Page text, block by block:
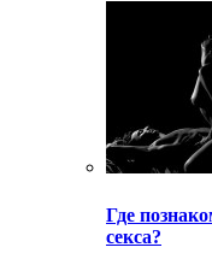
Где
секса?